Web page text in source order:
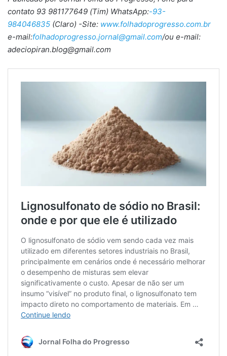
contato 93 981177649 (Tim) WhatsApp:-93-
984046835 (Claro) -Site: www.folhadoprogresso.com.br
e-mail:folhadoprogresso.jornal@gmail.com/ou e-mail:
adeciopiran.blog@gmail.com